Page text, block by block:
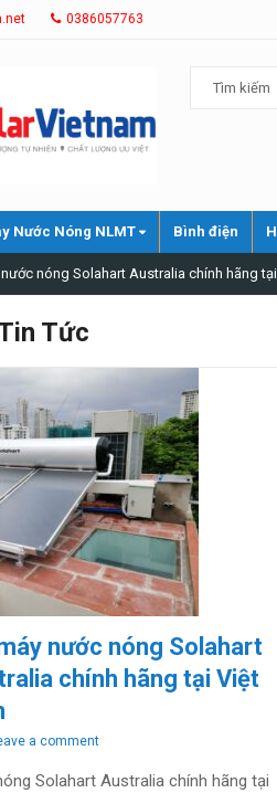
0386057763
Nước Nóng NLMT Bình điện
nóng Solahart Australia chính hãng
Tức
nước nóng Solahart
chính hãng tại Việt
a commenton Giá máy nước nóng
Solahart Australia chính hãng tại